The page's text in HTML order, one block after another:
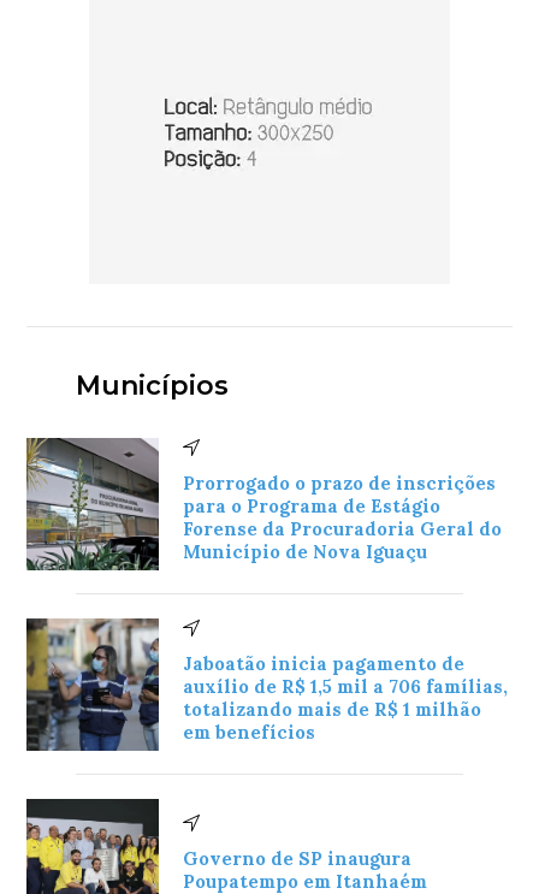
Municípios
Prorrogado o prazo de inscrições
para o Programa de Estágio
Forense da Procuradoria Geral do
Município de Nova Iguaçu
Jaboatão inicia pagamento de
auxílio de R$ 1,5 mil a 706 famílias,
totalizando mais de R$ 1 milhão
em benefícios
Governo de SP inaugura
Poupatempo em Itanhaém